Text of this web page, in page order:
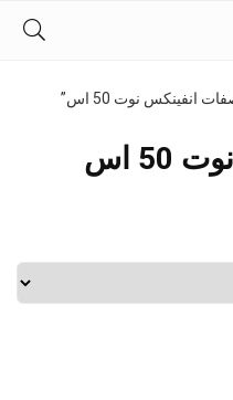
نوت 50 اس”
اس